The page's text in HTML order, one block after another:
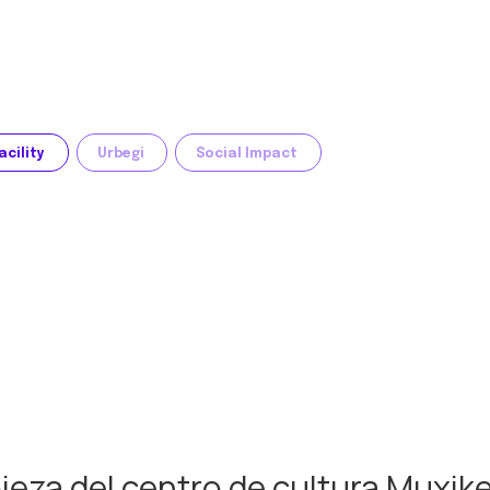
Urbegi Social Impact